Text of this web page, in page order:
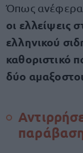
Όπως
οι ελλείψεις
ελληνικού
καθοριστικό
δύο